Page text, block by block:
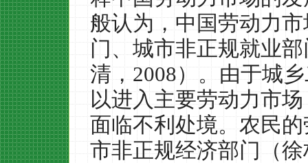
般认为，中国劳动力
门、城市非正规就业
清，2008）。由于城
以进入主要劳动力市
面临不利处境。农民
市非正规经济部门（